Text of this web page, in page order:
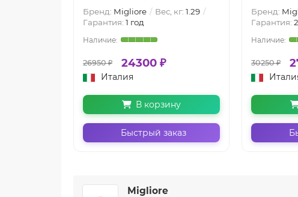
Бренд: Migliore Вес, кг: 1.29
Гарантия: 1 год
26950 ₽ 24300 ₽
Италия
В корзину
Быстрый заказ
Бренд:
Гарантия:
30250 ₽
Migliore